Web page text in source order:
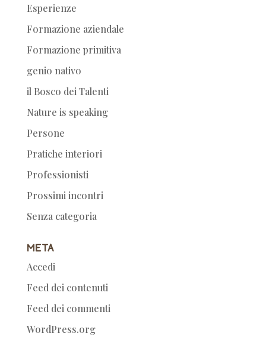
Esperienze
Formazione aziendale
Formazione primitiva
genio nativo
il Bosco dei Talenti
Nature is speaking
Persone
Pratiche interiori
Professionisti
Prossimi incontri
Senza categoria
Meta
Accedi
Feed dei contenuti
Feed dei commenti
WordPress.org